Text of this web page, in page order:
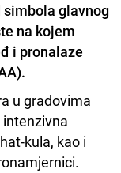
simbola glavnog
na kojem
i pronalaze
u gradovima
kula, kao i